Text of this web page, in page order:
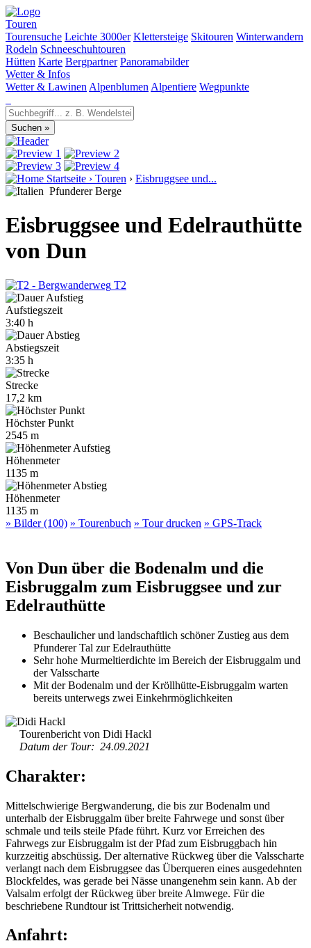
Touren
Tourensuche Leichte 3000er Klettersteige Skitouren Winterwandern
Rodeln Schneeschuhtouren
Hütten Karte Bergpartner Panoramabilder
Wetter & Infos
Wetter & Lawinen Alpenblumen Alpentiere Wegpunkte
Startseite › Touren › Eisbruggsee und...
Pfunderer Berge
Eisbruggsee und Edelrauthütte
von Dun
T2
Aufstiegszeit
3:40 h
Abstiegszeit
3:35 h
Strecke
17,2 km
Höchster Punkt
2545 m
Höhenmeter
1135 m
Höhenmeter
1135 m
» Bilder (100) » Tourenbuch » Tour drucken » GPS-Track
Von Dun über die Bodenalm und die
Eisbruggalm zum Eisbruggsee und zur
Edelrauthütte
Beschaulicher und landschaftlich schöner Zustieg aus dem
Pfunderer Tal zur Edelrauthütte
Sehr hohe Murmeltierdichte im Bereich der Eisbruggalm und
der Valsscharte
Mit der Bodenalm und der Kröllhütte-Eisbruggalm warten
bereits unterwegs zwei Einkehrmöglichkeiten
Tourenbericht von Didi Hackl
Datum der Tour: 24.09.2021
Charakter:
Mittelschwierige Bergwanderung, die bis zur Bodenalm und
unterhalb der Eisbruggalm über breite Fahrwege und sonst über
schmale und teils steile Pfade führt. Kurz vor Erreichen des
Fahrwegs zur Eisbruggalm ist der Pfad zum Eisbruggbach hin
kurzzeitig abschüssig. Der alternative Rückweg über die Valsscharte
verlangt nach dem Eisbruggsee das Überqueren eines ausgedehnten
Blockfeldes, was gerade bei Nässe unangenehm sein kann. Ab der
Valsalm erfolgt der Rückweg über breite Almwege. Für die
beschriebene Rundtour ist Trittsicherheit notwendig.
Anfahrt: